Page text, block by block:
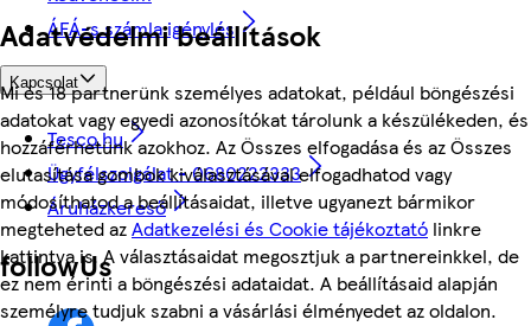
Adatvédelmi beállítások
Mi és 18 partnerünk személyes adatokat, például böngészési
adatokat vagy egyedi azonosítókat tárolunk a készülékeden, és
hozzáférhetünk azokhoz. Az Összes elfogadása és az Összes
elutasítása gombok kiválasztásával elfogadhatod vagy
módosíthatod a beállításaidat, illetve ugyanezt bármikor
megteheted azAdatkezelési és Cookie tájékoztató linkre
kattintva is. A választásaidat megosztjuk a partnereinkkel, de
ez nem érinti a böngészési adataidat. A beállításaid alapján
személyre tudjuk szabni a vásárlási élményedet az oldalon.
ÁFÁ-s számla igénylés
Kapcsolat
Tesco.hu
Ügyfélszolgálat - 0680222333
Áruházkereső
followUs